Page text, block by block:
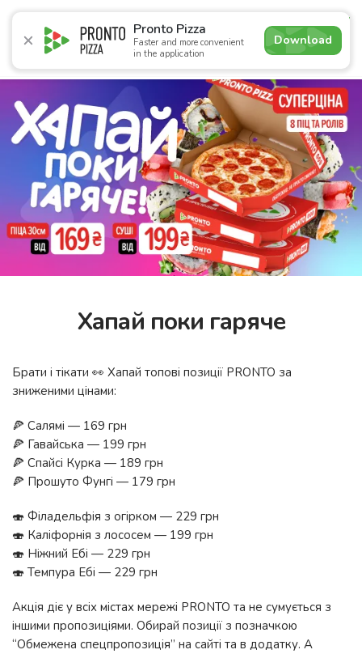
Pronto Pizza
Faster and more convenient
in the application
Download
4.9
Promotions Pizza Sushi Sushi-sets Combo
Хапай поки гаряче
Брати і тікати 👀 Хапай топові позиції PRONTO за
зниженими цінами:
🍕 Салямі — 169 грн
🍕 Гавайська — 199 грн
🍕 Спайсі Курка — 189 грн
🍕 Прошуто Фунгі — 179 грн
🍣 Філадельфія з огірком — 229 грн
🍣 Каліфорнія з лососем — 199 грн
🍣 Ніжний Ебі — 229 грн
🍣 Темпура Ебі — 229 грн
Акція діє у всіх містах мережі PRONTO та не сумується з
іншими пропозиціями. Обирай позиції з позначкою
“Обмежена спецпропозиція” на сайті та в додатку. А